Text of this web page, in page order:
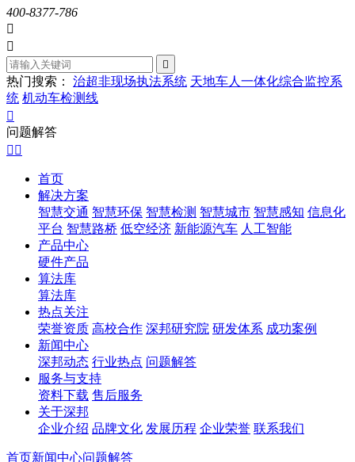
400-8377-786



热门搜索： 治超非现场执法系统 天地车人一体化综合监控系
统 机动车检测线

问题解答
 
首页
解决方案
智慧交通 智慧环保 智慧检测 智慧城市 智慧感知 信息化
平台 智慧路桥 低空经济 新能源汽车 人工智能
产品中心
硬件产品
算法库
算法库
热点关注
荣誉资质 高校合作 深邦研究院 研发体系 成功案例
新闻中心
深邦动态 行业热点 问题解答
服务与支持
资料下载 售后服务
关于深邦
企业介绍 品牌文化 发展历程 企业荣誉 联系我们
首页新闻中心问题解答